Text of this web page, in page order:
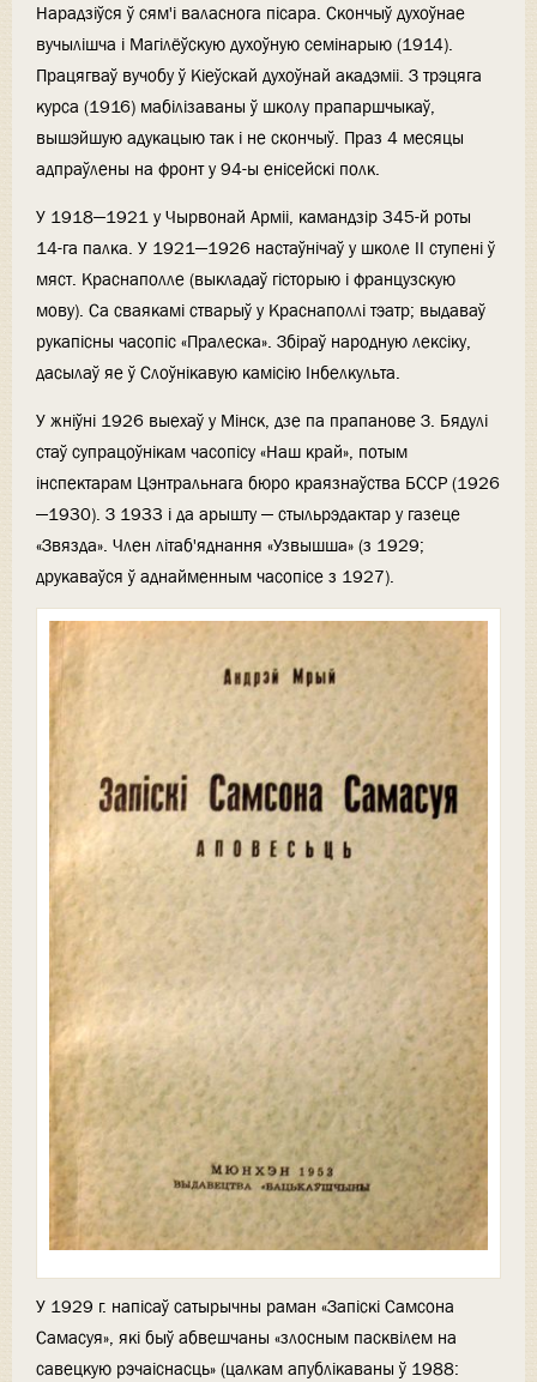
Нарадзіўся ў сям'і валаснога пісара. Скончыў духоўнае
вучылішча і Магілёўскую духоўную семінарыю (1914).
Працягваў вучобу ў Кіеўскай духоўнай акадэміі. З трэцяга
курса (1916) мабілізаваны ў школу прапаршчыкаў,
вышэйшую адукацыю так і не скончыў. Праз 4 месяцы
адпраўлены на фронт у 94-ы енісейскі полк.
У 1918—1921 у Чырвонай Арміі, камандзір 345-й роты
14-га палка. У 1921—1926 настаўнічаў у школе II ступені ў
мяст. Краснаполле (выкладаў гісторыю і французскую
мову). Са сваякамі стварыў у Краснаполлі тэатр; выдаваў
рукапісны часопіс «Пралеска». Збіраў народную лексіку,
дасылаў яе ў Слоўнікавую камісію Інбелкульта.
У жніўні 1926 выехаў у Мінск, дзе па прапанове З. Бядулі
стаў супрацоўнікам часопісу «Наш край», потым
інспектарам Цэнтральнага бюро краязнаўства БССР (1926
—1930). З 1933 і да арышту — стыльрэдактар у газеце
«Звязда». Член літаб'яднання «Узвышша» (з 1929;
друкаваўся ў аднайменным часопісе з 1927).
У 1929 г. напісаў сатырычны раман «Запіскі Самсона
Самасуя», які быў абвешчаны «злосным пасквілем на
савецкую рэчаіснасць» (цалкам апублікаваны ў 1988: